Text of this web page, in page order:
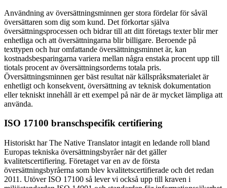
Användning av översättningsminnen ger stora fördelar för såväl
översättaren som dig som kund. Det förkortar själva
översättningsprocessen och bidrar till att ditt företags texter blir mer
enhetliga och att översättningarna blir billigare. Beroende på
texttypen och hur omfattande översättningsminnet är, kan
kostnadsbesparingarna variera mellan några enstaka procent upp till
tiotals procent av översättningsorderns totala pris.
Översättningsminnen ger bäst resultat när källspråksmaterialet är
enhetligt och konsekvent, översättning av teknisk dokumentation
eller tekniskt innehåll är ett exempel på när de är mycket lämpliga att
använda.
ISO 17100 branschspecifik certifiering
Historiskt har The Native Translator intagit en ledande roll bland
Europas tekniska översättningsbyråer när det gäller
kvalitetscertifiering. Företaget var en av de första
översättningsbyråerna som blev kvalitetscertifierade och det redan
2011. Utöver ISO 17100 så lever vi också upp till kraven i